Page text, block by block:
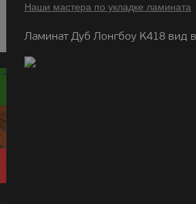
Наши мастера по укладке ламината
Ламинат Дуб Лонгбоу K418 вид